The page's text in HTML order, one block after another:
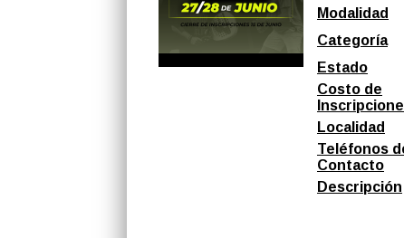
Modalidad
Categoría
Estado
Costo de
Localidad
Teléfonos
Contacto
Descripción